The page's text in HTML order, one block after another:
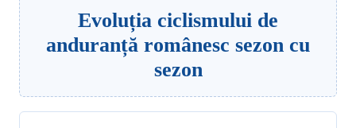
Evoluția ciclismului de
anduranță românesc sezon cu
sezon